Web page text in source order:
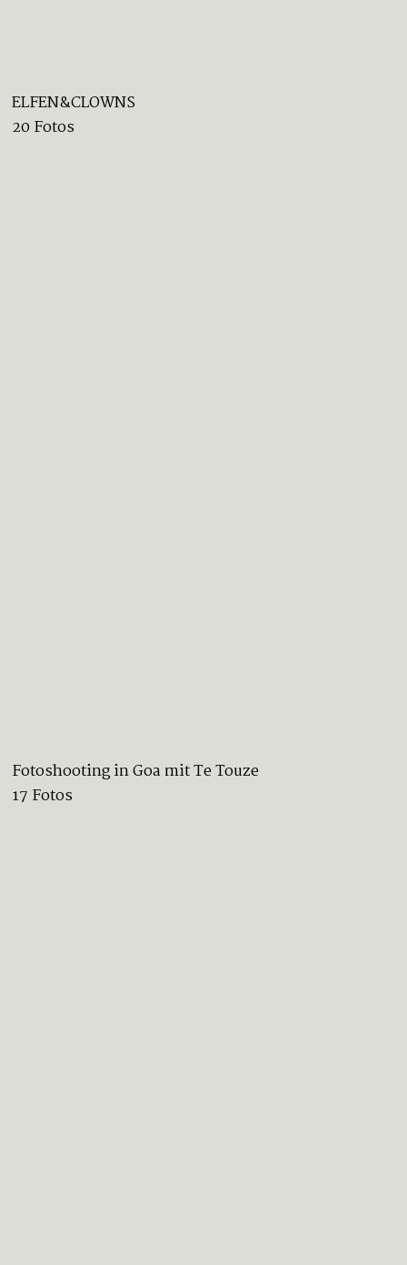
ELFEN&CLOWNS
20 Fotos
Fotoshooting in Goa mit Te Touze
17 Fotos